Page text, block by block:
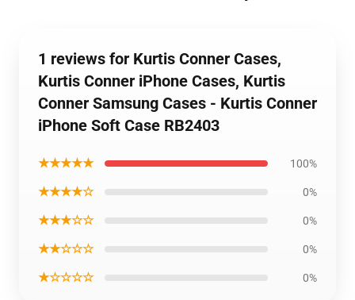
1 reviews for Kurtis Conner Cases,
Kurtis Conner iPhone Cases, Kurtis
Conner Samsung Cases - Kurtis Conner
iPhone Soft Case RB2403
★★★★★ 100%
★★★★☆ 0%
★★★☆☆ 0%
★★☆☆☆ 0%
★☆☆☆☆ 0%